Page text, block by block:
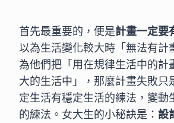
首先最重要的，便是計畫一定要
以為生活變化較大時「無法有計
為他們把「用在規律生活中的計
大的生活中」，那麼計畫失敗只
定生活有穩定生活的練法，變動
的練法。女大生的小秘訣是： 設